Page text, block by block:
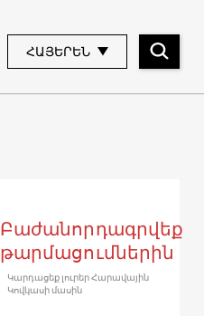
ՀԱՅԵՐԵՆ
Բաժանորդագրվեք
թարմացումներին
Կարդացեք լուրեր Հարավային
Կովկասի մասին